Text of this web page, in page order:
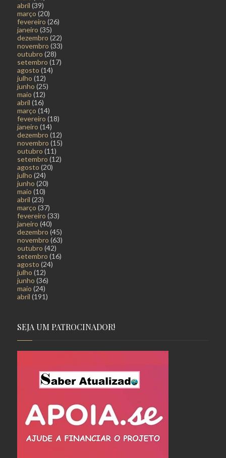
abril (39)
março (20)
fevereiro (26)
janeiro (35)
dezembro (22)
novembro (33)
outubro (28)
setembro (17)
agosto (14)
julho (12)
junho (25)
maio (12)
abril (16)
março (14)
fevereiro (18)
janeiro (14)
dezembro (12)
novembro (15)
outubro (11)
setembro (12)
agosto (20)
julho (24)
junho (20)
maio (10)
abril (23)
março (37)
fevereiro (33)
janeiro (40)
dezembro (45)
novembro (63)
outubro (42)
setembro (16)
agosto (24)
julho (12)
junho (36)
maio (24)
abril (191)
SEJA UM PATROCINADOR!